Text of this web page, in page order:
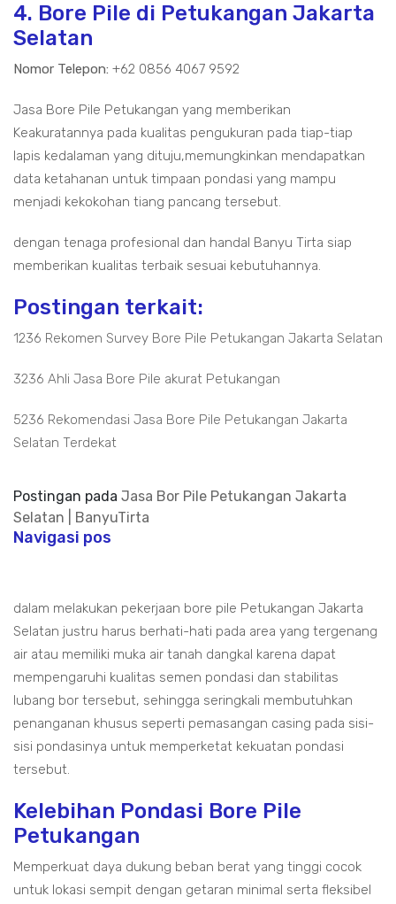
4. Bore Pile di Petukangan Jakarta
Selatan
Nomor Telepon: +62 0856 4067 9592
Jasa Bore Pile Petukangan yang memberikan
Keakuratannya pada kualitas pengukuran pada tiap-tiap
lapis kedalaman yang dituju,memungkinkan mendapatkan
data ketahanan untuk timpaan pondasi yang mampu
menjadi kekokohan tiang pancang tersebut.
dengan tenaga profesional dan handal Banyu Tirta siap
memberikan kualitas terbaik sesuai kebutuhannya.
Postingan terkait:
1236 Rekomen Survey Bore Pile Petukangan Jakarta Selatan
3236 Ahli Jasa Bore Pile akurat Petukangan
5236 Rekomendasi Jasa Bore Pile Petukangan Jakarta
Selatan Terdekat
Postingan pada Jasa Bor Pile Petukangan Jakarta
Selatan | BanyuTirta
Navigasi pos
dalam melakukan pekerjaan bore pile Petukangan Jakarta
Selatan justru harus berhati-hati pada area yang tergenang
air atau memiliki muka air tanah dangkal karena dapat
mempengaruhi kualitas semen pondasi dan stabilitas
lubang bor tersebut, sehingga seringkali membutuhkan
penanganan khusus seperti pemasangan casing pada sisi-
sisi pondasinya untuk memperketat kekuatan pondasi
tersebut.
Kelebihan Pondasi Bore Pile
Petukangan
Memperkuat daya dukung beban berat yang tinggi cocok
untuk lokasi sempit dengan getaran minimal serta fleksibel